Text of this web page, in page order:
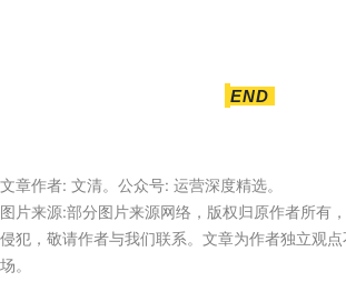
END
文章作者: 文清。公众号: 运营深度精选。
图片来源:部分图片来源网络，版权归原作者所有
侵犯，敬请作者与我们联系。文章为作者独立观
场。